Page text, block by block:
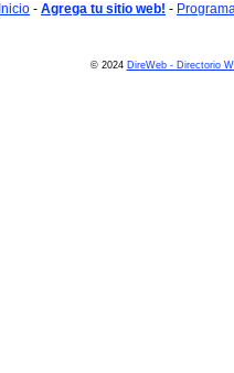
Inicio - Agrega tu sitio web! -
© 2024 DireWeb - Directorio